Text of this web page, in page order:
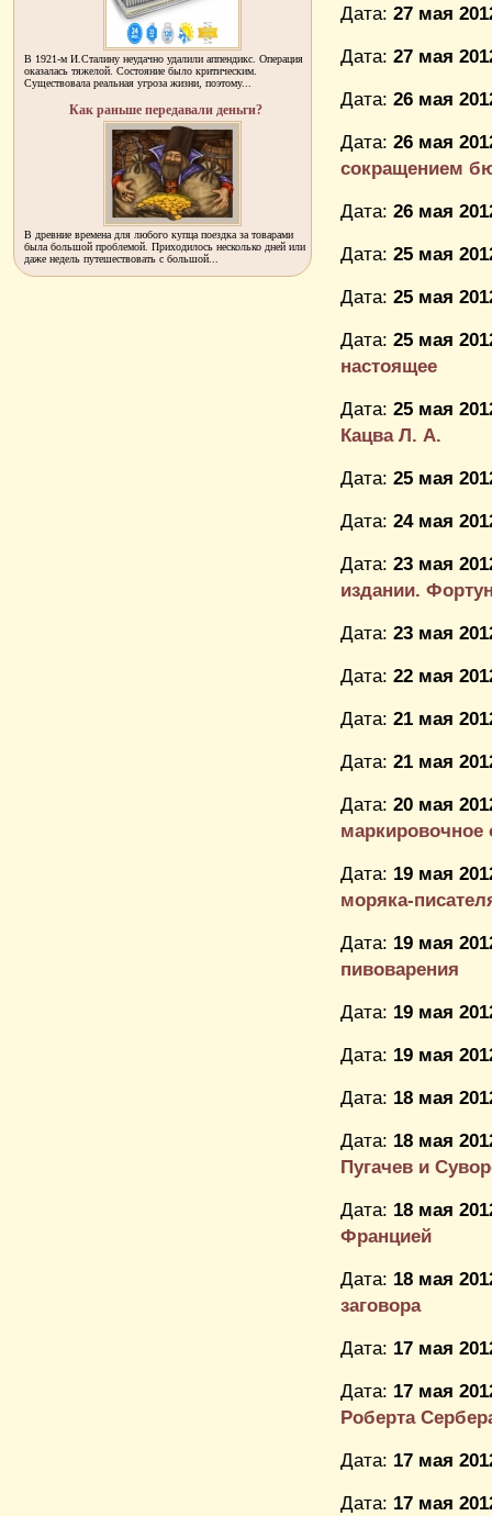
Дата: 27 мая
Дата: 27 мая
Дата: 26 мая
Дата: 26 мая
сокращением
Дата: 26 мая
Дата: 25 мая
Дата: 25 мая
Дата: 25 мая
настоящее
Дата: 25 мая
Кацва Л. А.
Дата: 25 мая
Дата: 24 мая
Дата: 23 мая
издании.
Дата: 23 мая
Дата: 22 мая
Дата: 21 мая
Дата: 21 мая
Дата: 20 мая
маркировочное
Дата: 19 мая
моряка-
Дата: 19 мая
пивоварения
Дата: 19 мая
Дата: 19 мая
Дата: 18 мая
Дата: 18 мая
Пугачев и
Дата: 18 мая
Францией
Дата: 18 мая
заговора
Дата: 17 мая
Дата: 17 мая
Роберта
Дата: 17 мая
Дата: 17 мая
В 1921-м И.Сталину неудачно удалили аппендикс. Операция
оказалась тяжелой. Состояние было критическим.
Существовала реальная угроза жизни, поэтому...
Как раньше передавали деньги?
В древние времена для любого купца поездка за товарами
была большой проблемой. Приходилось несколько дней или
даже недель путешествовать с большой...